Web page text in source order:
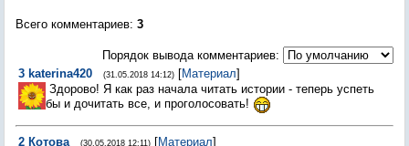
Всего комментариев: 3
Порядок вывода комментариев:
3 katerina420 (31.05.2018 14:12) [Материал]
Здорово! Я как раз начала читать истории - теперь успеть
бы и дочитать все, и проголосовать!
2 Котова (30.05.2018 12:11) [Материал]